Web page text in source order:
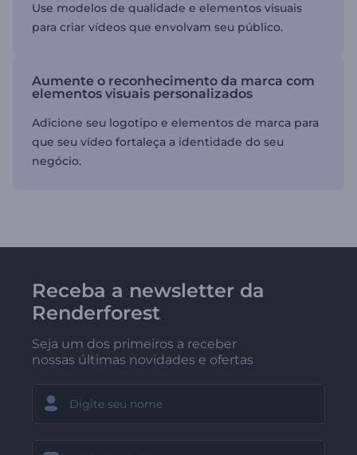
Use modelos de qualidade e elementos visuais
para criar vídeos que envolvam seu público.
Aumente o reconhecimento da marca com
elementos visuais personalizados
Adicione seu logotipo e elementos de marca para
que seu vídeo fortaleça a identidade do seu
negócio.
Receba a newsletter da
Renderforest
Seja um dos primeiros a receber
nossas últimas novidades e ofertas